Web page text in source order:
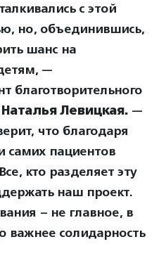
с этой
но, объединившись,
шанс на
—
благотворительного
Наталья Левицкая. —
что благодаря
самих пациентов
кто разделяет эту
наш проект.
– не главное, в
важнее солидарность